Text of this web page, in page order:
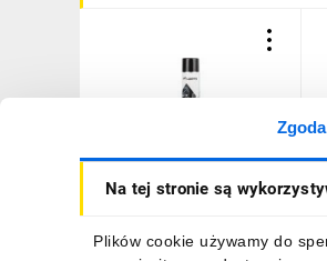
Zgoda
Na tej stronie są
Plików cookie używamy do
Sprężone powietrze - spray
duster 600ml LANBERG
16,04 złbrutto